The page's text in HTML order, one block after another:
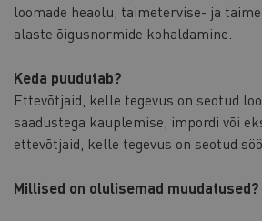
loomade heaolu, taimetervise- ja
alaste õigusnormide kohaldamine.
Keda puudutab?
Ettevõtjaid, kelle tegevus on seotud
saadustega kauplemise, impordi või
ettevõtjaid, kelle tegevus on seotud
Millised on olulisemad muudatused?